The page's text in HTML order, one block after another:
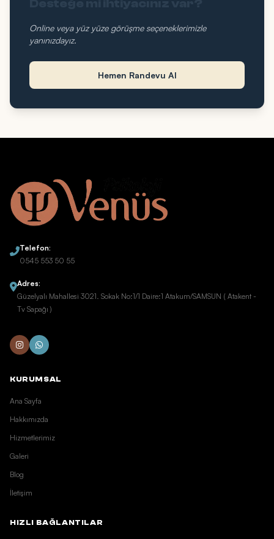
Online veya yüz yüze görüşme seçeneklerimizle
yanınızdayız.
Hemen Randevu Al
Telefon:
0545 553 50 55
Adres:
Güzelyalı Mahallesi 3021. Sokak No:1/1 Daire:1 Atakum/SAMSUN ( Atakent -
Tv Sapağı )
KURUMSAL
Ana Sayfa
Hakkımızda
Hizmetlerimiz
Galeri
Blog
İletişim
HIZLI BAĞLANTILAR